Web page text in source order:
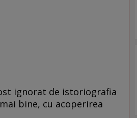
ignorat de istoriografia
bine, cu acoperirea